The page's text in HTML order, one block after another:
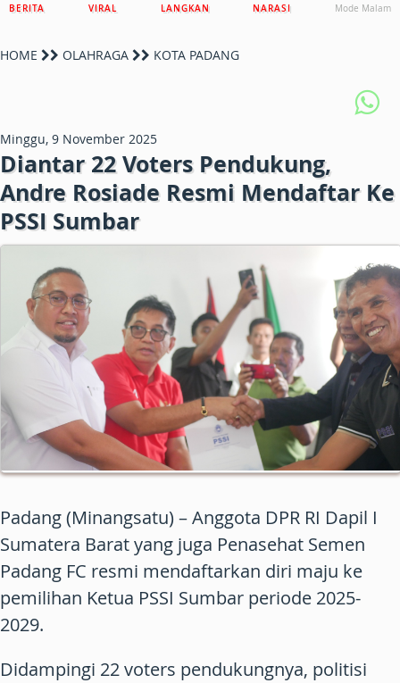
BERITA VIRAL LANGKAN NARASI Mode Malam
HOME OLAHRAGA KOTA PADANG
Minggu, 9 November 2025
Diantar 22 Voters Pendukung,
Andre Rosiade Resmi Mendaftar Ke
PSSI Sumbar
Padang (Minangsatu) – Anggota DPR RI Dapil I
Sumatera Barat yang juga Penasehat Semen
Padang FC resmi mendaftarkan diri maju ke
pemilihan Ketua PSSI Sumbar periode 2025-
2029.
Didampingi 22 voters pendukungnya, politisi